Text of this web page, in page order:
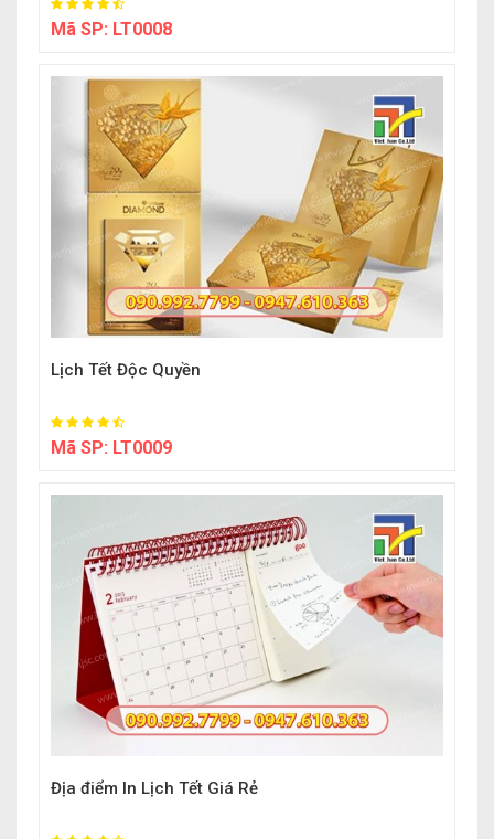
Mã SP: LT0008
Lịch Tết Độc Quyền
Mã SP: LT0009
Địa điểm In Lịch Tết Giá Rẻ